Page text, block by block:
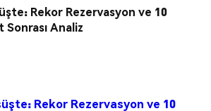
Rekor Rezervasyon ve 10
Analiz
Rekor Rezervasyon ve 10